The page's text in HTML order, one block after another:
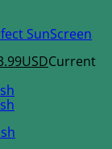
SunScreen
USDCurrent